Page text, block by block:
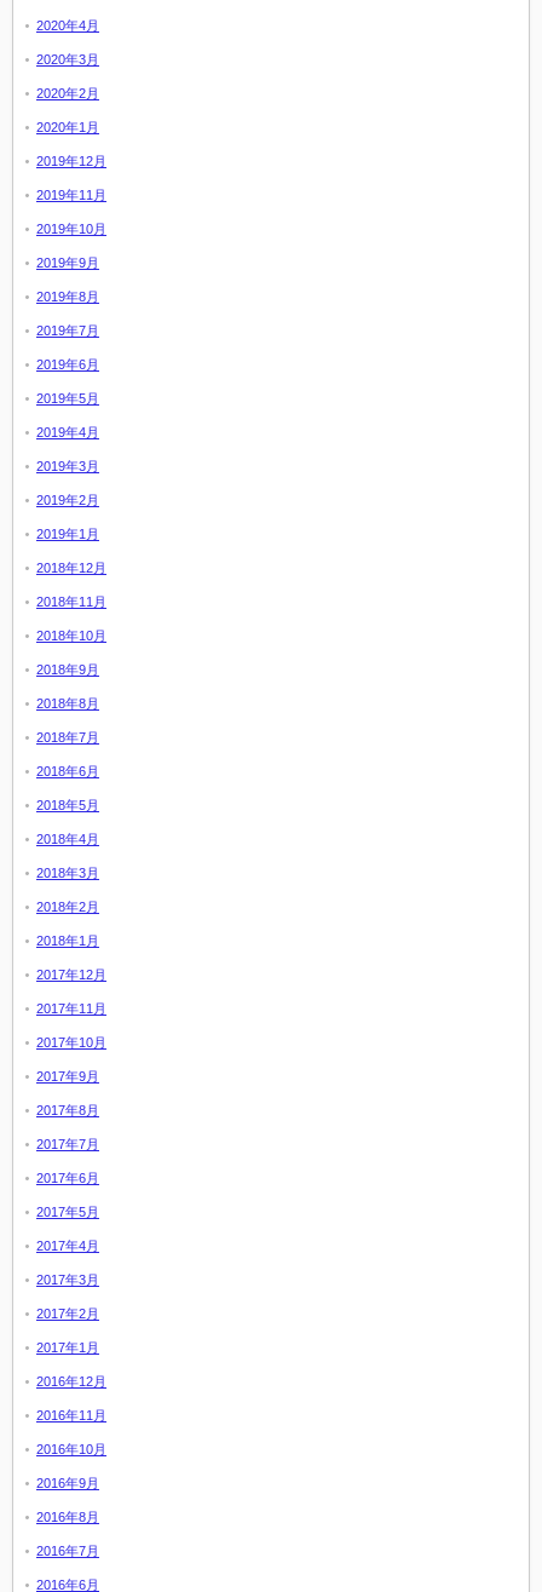
2020年4月
2020年3月
2020年2月
2020年1月
2019年12月
2019年11月
2019年10月
2019年9月
2019年8月
2019年7月
2019年6月
2019年5月
2019年4月
2019年3月
2019年2月
2019年1月
2018年12月
2018年11月
2018年10月
2018年9月
2018年8月
2018年7月
2018年6月
2018年5月
2018年4月
2018年3月
2018年2月
2018年1月
2017年12月
2017年11月
2017年10月
2017年9月
2017年8月
2017年7月
2017年6月
2017年5月
2017年4月
2017年3月
2017年2月
2017年1月
2016年12月
2016年11月
2016年10月
2016年9月
2016年8月
2016年7月
2016年6月